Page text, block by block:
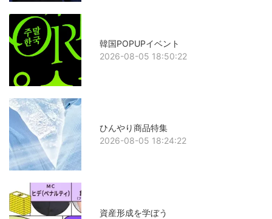
韓国POPUPイベント
2026-08-05 18:50:22
ひんやり商品特集
2026-08-05 18:24:22
資産形成を学ぼう